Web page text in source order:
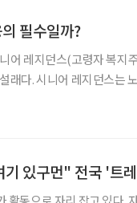
필수일까?
어 레지던스(고령자 복지
래다. 시니어 레지던스는
있구먼" 전국 '트